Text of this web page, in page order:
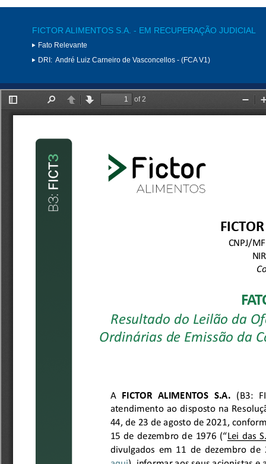
FICTOR ALIMENTOS S.A. - EM RECUPERAÇÃO JUDICIAL
Fato Relevante
DRI: André Luiz Carneiro de Vasconcellos - (FCA V1)